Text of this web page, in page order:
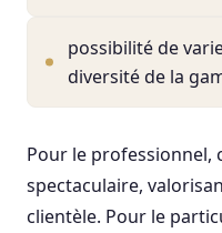
possibilité de
diversité de la
Pour le professionnel,
spectaculaire,
clientèle. Pour le